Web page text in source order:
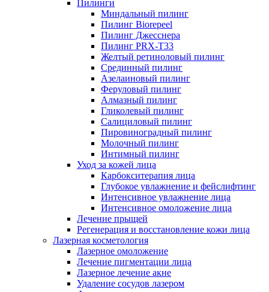
Пилинги
Миндальный пилинг
Пилинг Biorepeel
Пилинг Джесснера
Пилинг PRX-T33
Желтый ретиноловый пилинг
Срединный пилинг
Азелаиновый пилинг
Феруловый пилинг
Алмазный пилинг
Гликолевый пилинг
Салициловый пилинг
Пировиноградный пилинг
Молочный пилинг
Интимный пилинг
Уход за кожей лица
Карбокситерапия лица
Глубокое увлажнение и фейслифтинг
Интенсивное увлажнение лица
Интенсивное омоложение лица
Лечение прыщей
Регенерация и восстановление кожи лица
Лазерная косметология
Лазерное омоложение
Лечение пигментации лица
Лазерное лечение акне
Удаление сосудов лазером